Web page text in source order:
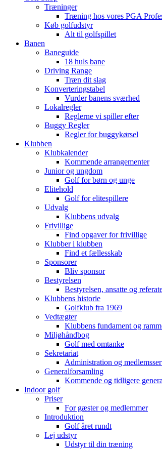
Træninger
Træning hos vores PGA
Køb golfudstyr
Alt til golfspillet
Banen
Baneguide
18 huls bane
Driving Range
Træn dit slag
Konverteringstabel
Vurder banens sværhed
Lokalregler
Reglerne vi spiller efter
Buggy Regler
Regler for buggykørsel
Klubben
Klubkalender
Kommende arrangementer
Junior og ungdom
Golf for børn og unge
Elitehold
Golf for elitespillere
Udvalg
Klubbens udvalg
Frivillige
Find opgaver for frivillige
Klubber i klubben
Find et fællesskab
Sponsorer
Bliv sponsor
Bestyrelsen
Bestyrelsen, ansatte og
Klubbens historie
Golfklub fra 1969
Vedtægter
Klubbens fundament og
Miljøhåndbog
Golf med omtanke
Sekretariat
Administration og
Generalforsamling
Kommende og tidligere
Indoor golf
Priser
For gæster og medlemmer
Introduktion
Golf året rundt
Lej udstyr
Udstyr til din træning